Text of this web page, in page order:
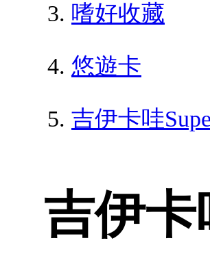
嗜好收藏
悠遊卡
吉伊卡哇
吉伊